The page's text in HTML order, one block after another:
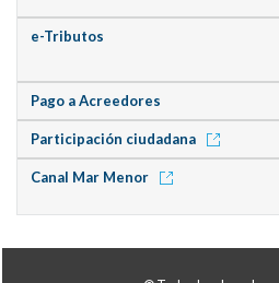
e-Tributos
Pago a Acreedores
Participación ciudadana
Canal Mar Menor